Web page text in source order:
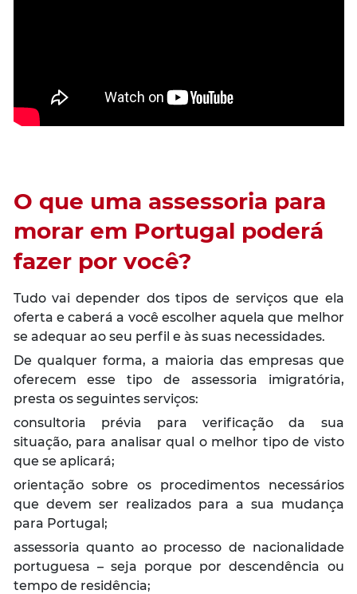
O que uma assessoria para
morar em Portugal poderá
fazer por você?
Tudo vai depender dos tipos de serviços que ela
oferta e caberá a você escolher aquela que melhor
se adequar ao seu perfil e às suas necessidades.
De qualquer forma, a maioria das empresas que
oferecem esse tipo de assessoria imigratória,
presta os seguintes serviços:
consultoria prévia para verificação da sua
situação, para analisar qual o melhor tipo de visto
que se aplicará;
orientação sobre os procedimentos necessários
que devem ser realizados para a sua mudança
para Portugal;
assessoria quanto ao processo de nacionalidade
portuguesa – seja porque por descendência ou
tempo de residência;